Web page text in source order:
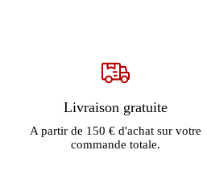
Livraison gratuite
A partir de 150 € d'achat sur votre
commande totale.